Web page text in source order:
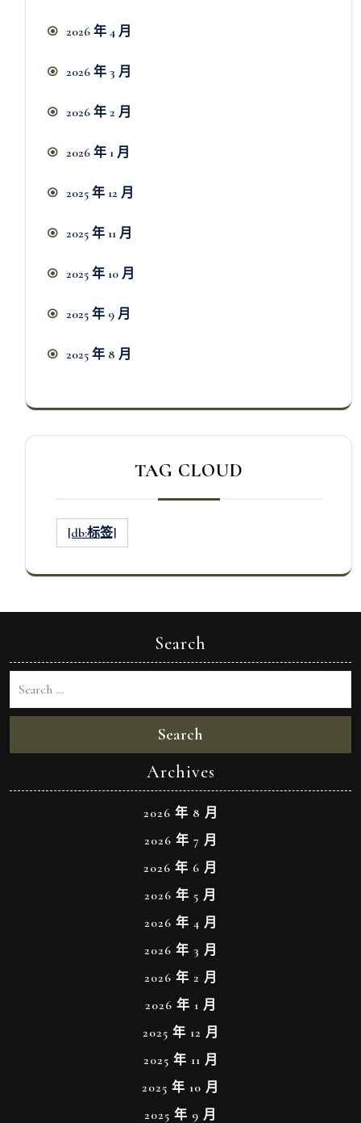
2026 年 4 月
2026 年 3 月
2026 年 2 月
2026 年 1 月
2025 年 12 月
2025 年 11 月
2025 年 10 月
2025 年 9 月
2025 年 8 月
TAG CLOUD
[db:标签]
Search
Search
Archives
2026 年 8 月
2026 年 7 月
2026 年 6 月
2026 年 5 月
2026 年 4 月
2026 年 3 月
2026 年 2 月
2026 年 1 月
2025 年 12 月
2025 年 11 月
2025 年 10 月
2025 年 9 月